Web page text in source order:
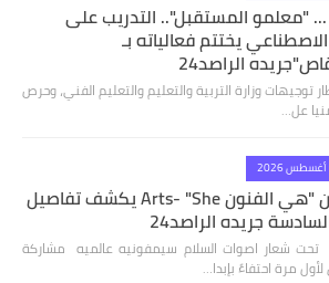
... "معلمو المستقبل".. التدريب على
يختتم فعالياته بـ
الراصد24
توجيهات وزارة التربية والتعليم والتعليم الفني، وحرص
عل…
مهرجان "هي الفنون Arts- "She يكشف تفاصيل
جريده الراصد24
شعار اصوات السلام سيمفونيه عالميه مشاركة
مرة احتفاءً بإبدا…